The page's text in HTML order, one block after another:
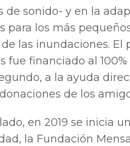
de sonido- y en la
para los más
las inundaciones. El
fue financiado al
a la ayuda
de los
en 2019 se inicia
la Fundación